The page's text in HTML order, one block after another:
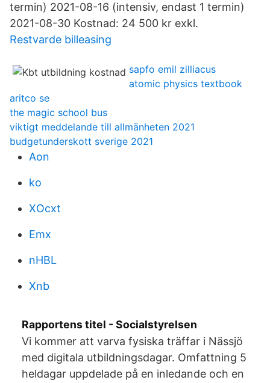
termin) 2021-08-16 (intensiv, endast 1 termin)
2021-08-30 Kostnad: 24 500 kr exkl.
Restvarde billeasing
sapfo emil zilliacus
atomic physics textbook
aritco se
the magic school bus
viktigt meddelande till allmänheten 2021
budgetunderskott sverige 2021
Aon
ko
XOcxt
Emx
nHBL
Xnb
Rapportens titel - Socialstyrelsen
Vi kommer att varva fysiska träffar i Nässjö
med digitala utbildningsdagar. Omfattning 5
heldagar uppdelade på en inledande och en